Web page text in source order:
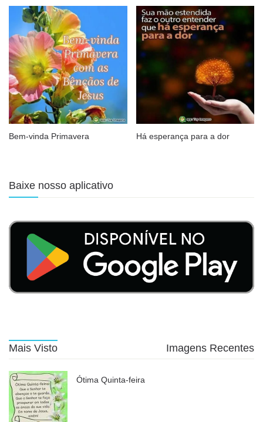
Bem-vinda Primavera Há esperança para a dor
Baixe nosso aplicativo
Mais Visto Imagens Recentes
Ótima Quinta-feira